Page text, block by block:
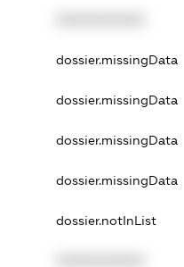
dossier.missingData
dossier.missingData
dossier.missingData
dossier.missingData
dossier.notInList